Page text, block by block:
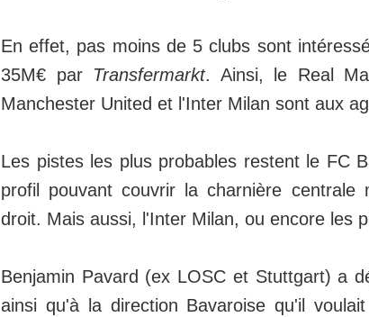
En effet, pas moins de 5 clubs sont
35M€ par Transfermarkt. Ainsi, le Real
Manchester United et l'Inter Milan sont aux
Les pistes les plus probables restent le FC
profil pouvant couvrir la charnière centrale
droit. Mais aussi, l'Inter Milan, ou encore les
Benjamin Pavard (ex LOSC et Stuttgart) a
ainsi qu'à la direction Bavaroise qu'il